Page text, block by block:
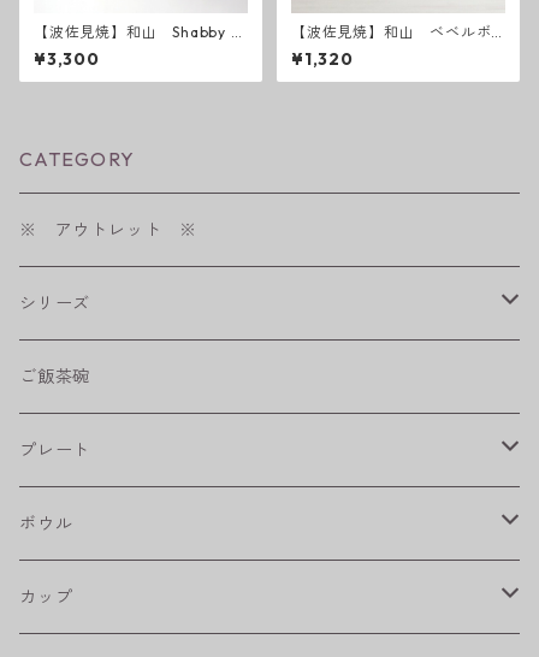
【波佐見焼】和山 Shabby c
hic style カレー皿 ( ダーク
グレー ／ ライトグレー ）
¥3,300
【波佐見焼】和山 ベベルボ
ウル M
¥1,320
CATEGORY
※ アウトレット ※
シリーズ
shabby chic style
フラワーパレード
八角シリーズ
RONDE
ご飯茶碗
プレート
楕円皿
丸皿
ボウル
大鉢
カップ